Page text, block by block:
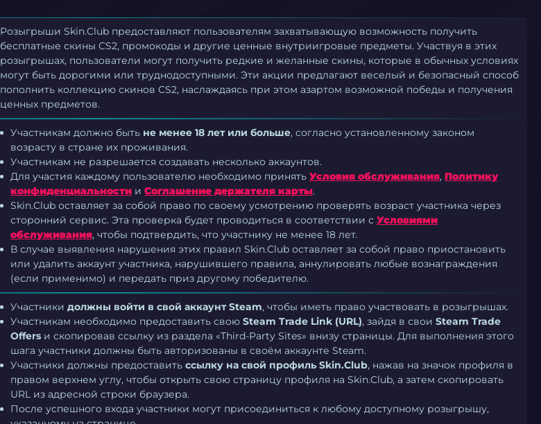
Розыгрыши Skin.Club предоставляют пользователям захватывающую возможность получить
бесплатные скины CS2, промокоды и другие ценные внутриигровые предметы. Участвуя в этих
розыгрышах, пользователи могут получить редкие и желанные скины, которые в обычных условиях
могут быть дорогими или труднодоступными. Эти акции предлагают веселый и безопасный способ
пополнить коллекцию скинов CS2, наслаждаясь при этом азартом возможной победы и получения
ценных предметов.
Участникам должно быть не менее 18 лет или больше, согласно установленному законом
возрасту в стране их проживания.
Участникам не разрешается создавать несколько аккаунтов.
Для участия каждому пользователю необходимо принятьУсловия обслуживания,Политику
конфиденциальности иСоглашение держателя карты.
Skin.Club оставляет за собой право по своему усмотрению проверять возраст участника через
сторонний сервис. Эта проверка будет проводиться в соответствии сУсловиями
обслуживания, чтобы подтвердить, что участнику не менее 18 лет.
В случае выявления нарушения этих правил Skin.Club оставляет за собой право приостановить
или удалить аккаунт участника, нарушившего правила, аннулировать любые вознаграждения
(если применимо) и передать приз другому победителю.
Участникидолжны войти в свой аккаунт Steam, чтобы иметь право участвовать в розыгрышах.
Участникам необходимо предоставить своюSteam Trade Link (URL), зайдя в своиSteam Trade
Offers и скопировав ссылку из раздела «Third-Party Sites» внизу страницы. Для выполнения этого
шага участники должны быть авторизованы в своём аккаунте Steam.
Участники должны предоставитьссылку на свой профиль Skin.Club, нажав на значок профиля в
правом верхнем углу, чтобы открыть свою страницу профиля на Skin.Club, а затем скопировать
URL из адресной строки браузера.
После успешного входа участники могут присоединиться к любому доступному розыгрышу,